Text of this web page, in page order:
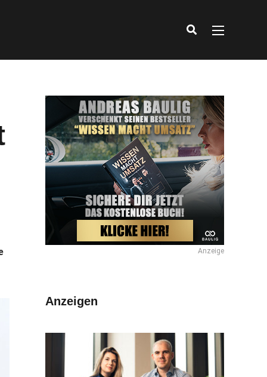
Anzeige
Anzeigen